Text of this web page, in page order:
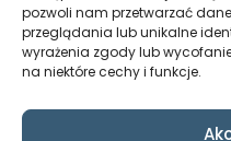
pozwoli nam przetwarzać
przeglądania lub unikalne
wyrażenia zgody lub
na niektóre cechy i funkcje.